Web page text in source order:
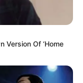
Version Of ‘Home